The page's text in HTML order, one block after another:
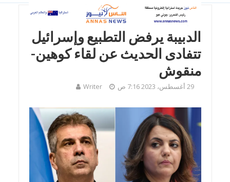
الدبيبة يرفض التطبيع وإسرائيل
تتفادى الحديث عن لقاء كوهين-
منقوش
29 أغسطس، 2023 7:16 ص Writer